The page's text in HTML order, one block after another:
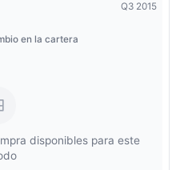
Q3 2015
en la cartera
disponibles para este